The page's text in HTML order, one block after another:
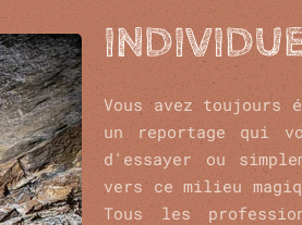
Vous avez
un reportage qui
d'essayer ou
vers ce milieu
Tous les